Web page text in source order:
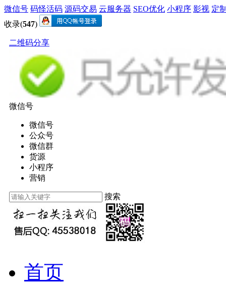
微信号 码怪活码 源码交易 云服务器 SEO优化 小程序 影视 定
收录(547)
二维码分享
微信号
微信号
公众号
微信群
货源
小程序
营销
搜索
首页